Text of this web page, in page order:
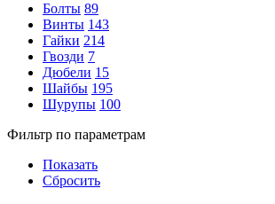
Болты 89
Винты 143
Гайки 214
Гвозди 7
Дюбели 15
Шайбы 195
Шурупы 100
Фильтр по параметрам
Показать
Сбросить